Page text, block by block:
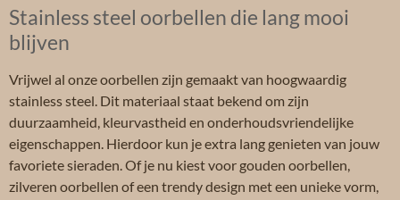
Stainless steel oorbellen die lang mooi
blijven
Vrijwel al onze oorbellen zijn gemaakt van hoogwaardig
stainless steel. Dit materiaal staat bekend om zijn
duurzaamheid, kleurvastheid en onderhoudsvriendelijke
eigenschappen. Hierdoor kun je extra lang genieten van jouw
favoriete sieraden. Of je nu kiest voor gouden oorbellen,
zilveren oorbellen of een trendy design met een unieke vorm,